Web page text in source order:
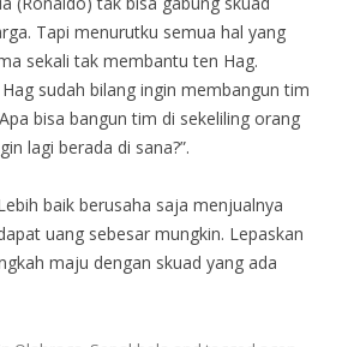
Tapi menurutku semua hal yang
sekali tak membantu ten Hag.
sudah bilang ingin membangun tim
bisa bangun tim di sekeliling orang
lagi berada di sana?”.
baik berusaha saja menjualnya
uang sebesar mungkin. Lepaskan
maju dengan skuad yang ada